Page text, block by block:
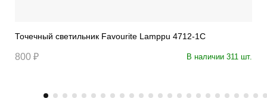
Точечный светильник Favourite Lamppu 4712-1C
800 ₽ В наличии 311 шт.